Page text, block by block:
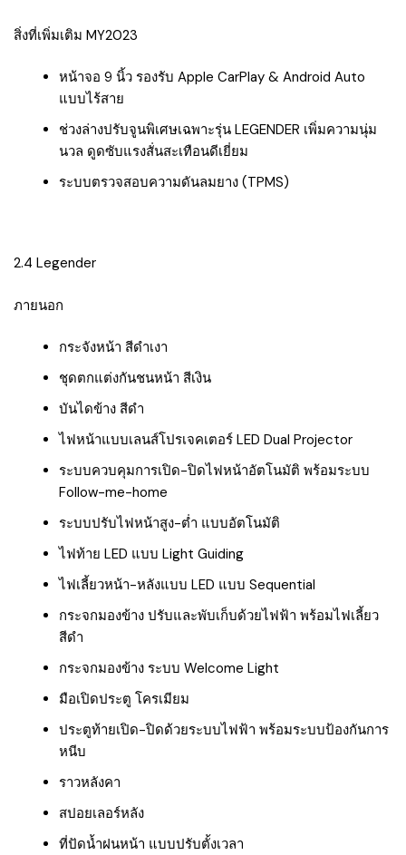
สิ่งที่เพิ่มเติม MY2023
หน้าจอ 9 นิ้ว รองรับ Apple CarPlay & Android Auto
แบบไร้สาย
ช่วงล่างปรับจูนพิเศษเฉพาะรุ่น LEGENDER เพิ่มความนุ่ม
นวล ดูดซับแรงสั่นสะเทือนดีเยี่ยม
ระบบตรวจสอบความดันลมยาง (TPMS)
2.4 Legender
ภายนอก
กระจังหน้า สีดำเงา
ชุดตกแต่งกันชนหน้า สีเงิน
บันไดข้าง สีดำ
ไฟหน้าแบบเลนส์โปรเจคเตอร์ LED Dual Projector
ระบบควบคุมการเปิด-ปิดไฟหน้าอัตโนมัติ พร้อมระบบ
Follow-me-home
ระบบปรับไฟหน้าสูง-ต่ำ แบบอัตโนมัติ
ไฟท้าย LED แบบ Light Guiding
ไฟเลี้ยวหน้า-หลังแบบ LED แบบ Sequential
กระจกมองข้าง ปรับและพับเก็บด้วยไฟฟ้า พร้อมไฟเลี้ยว
สีดำ
กระจกมองข้าง ระบบ Welcome Light
มือเปิดประตู โครเมียม
ประตูท้ายเปิด-ปิดด้วยระบบไฟฟ้า พร้อมระบบป้องกันการ
หนีบ
ราวหลังคา
สปอยเลอร์หลัง
ที่ปัดน้ำฝนหน้า แบบปรับตั้งเวลา